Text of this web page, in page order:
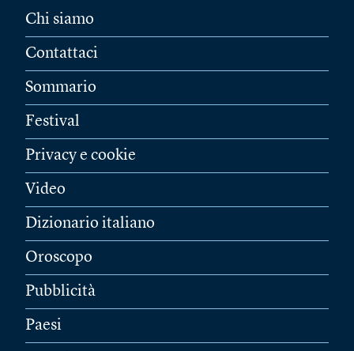
Chi siamo
Contattaci
Sommario
Festival
Privacy e cookie
Video
Dizionario italiano
Oroscopo
Pubblicità
Paesi